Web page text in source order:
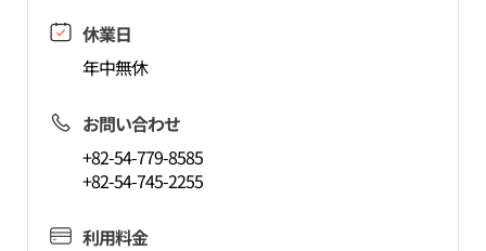
休業日
年中無休
お問い合わせ
+82-54-779-8585
+82-54-745-2255
利用料金